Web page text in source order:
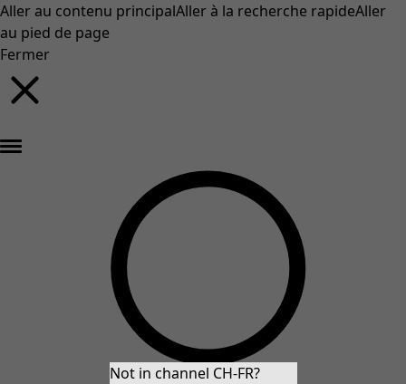
Aller au contenu principalAller à la recherche rapideAller
au pied de page
Fermer
Not in channel CH-FR?